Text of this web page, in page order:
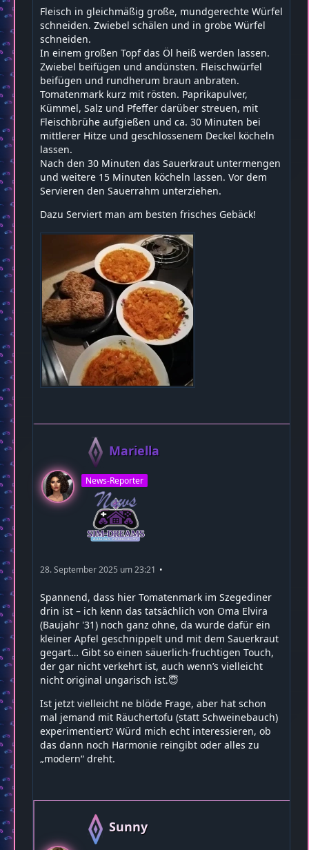
Fleisch in gleichmäßig große, mundgerechte Würfel
schneiden. Zwiebel schälen und in grobe Würfel
schneiden.
In einem großen Topf das Öl heiß werden lassen.
Zwiebel beifügen und andünsten. Fleischwürfel
beifügen und rundherum braun anbraten.
Tomatenmark kurz mit rösten. Paprikapulver,
Kümmel, Salz und Pfeffer darüber streuen, mit
Fleischbrühe aufgießen und ca. 30 Minuten bei
mittlerer Hitze und geschlossenem Deckel köcheln
lassen.
Nach den 30 Minuten das Sauerkraut untermengen
und weitere 15 Minuten köcheln lassen. Vor dem
Servieren den Sauerrahm unterziehen.
Dazu Serviert man am besten frisches Gebäck!
Mariella
News-Reporter
28. September 2025 um 23:21
Spannend, dass hier Tomatenmark im Szegediner
drin ist – ich kenn das tatsächlich von Oma Elvira
(Baujahr '31) noch ganz ohne, da wurde dafür ein
kleiner Apfel geschnippelt und mit dem Sauerkraut
gegart… Gibt so einen säuerlich-fruchtigen Touch,
der gar nicht verkehrt ist, auch wenn’s vielleicht
nicht original ungarisch ist.😇
Ist jetzt vielleicht ne blöde Frage, aber hat schon
mal jemand mit Räuchertofu (statt Schweinebauch)
experimentiert? Würd mich echt interessieren, ob
das dann noch Harmonie reingibt oder alles zu
„modern“ dreht.
Sunny